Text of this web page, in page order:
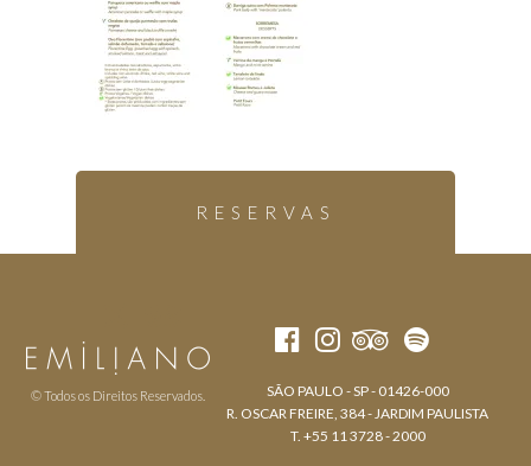
RESERVAS
© Todos os Direitos Reservados.
SÃO PAULO - SP - 01426-000
R. OSCAR FREIRE, 384 - JARDIM PAULISTA
T. +55 11 3728 - 2000